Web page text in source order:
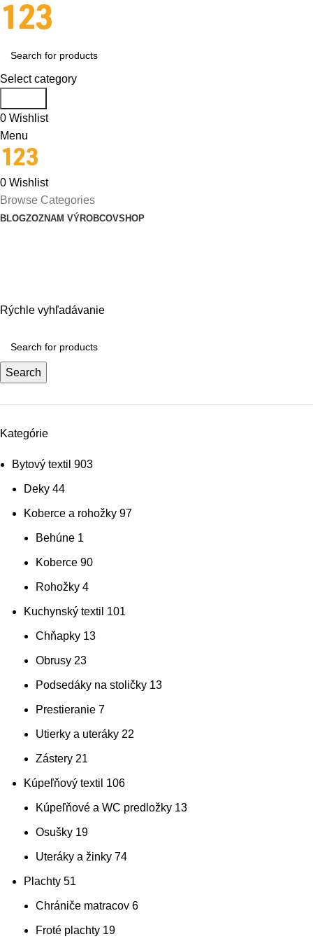
Select category
0 Wishlist
Menu
0 Wishlist
Browse Categories
BLOGZOZNAM VÝROBCOVSHOP
Rýchle vyhľadávanie
Search
Kategórie
Bytový textil 903
Deky 44
Koberce a rohožky 97
Behúne 1
Koberce 90
Rohožky 4
Kuchynský textil 101
Chňapky 13
Obrusy 23
Podsedáky na stoličky 13
Prestieranie 7
Utierky a uteráky 22
Zástery 21
Kúpeľňový textil 106
Kúpeľňové a WC predložky 13
Osušky 19
Uteráky a žinky 74
Plachty 51
Chrániče matracov 6
Froté plachty 19